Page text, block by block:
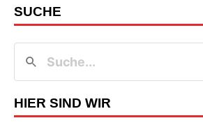
SUCHE
HIER SIND WIR